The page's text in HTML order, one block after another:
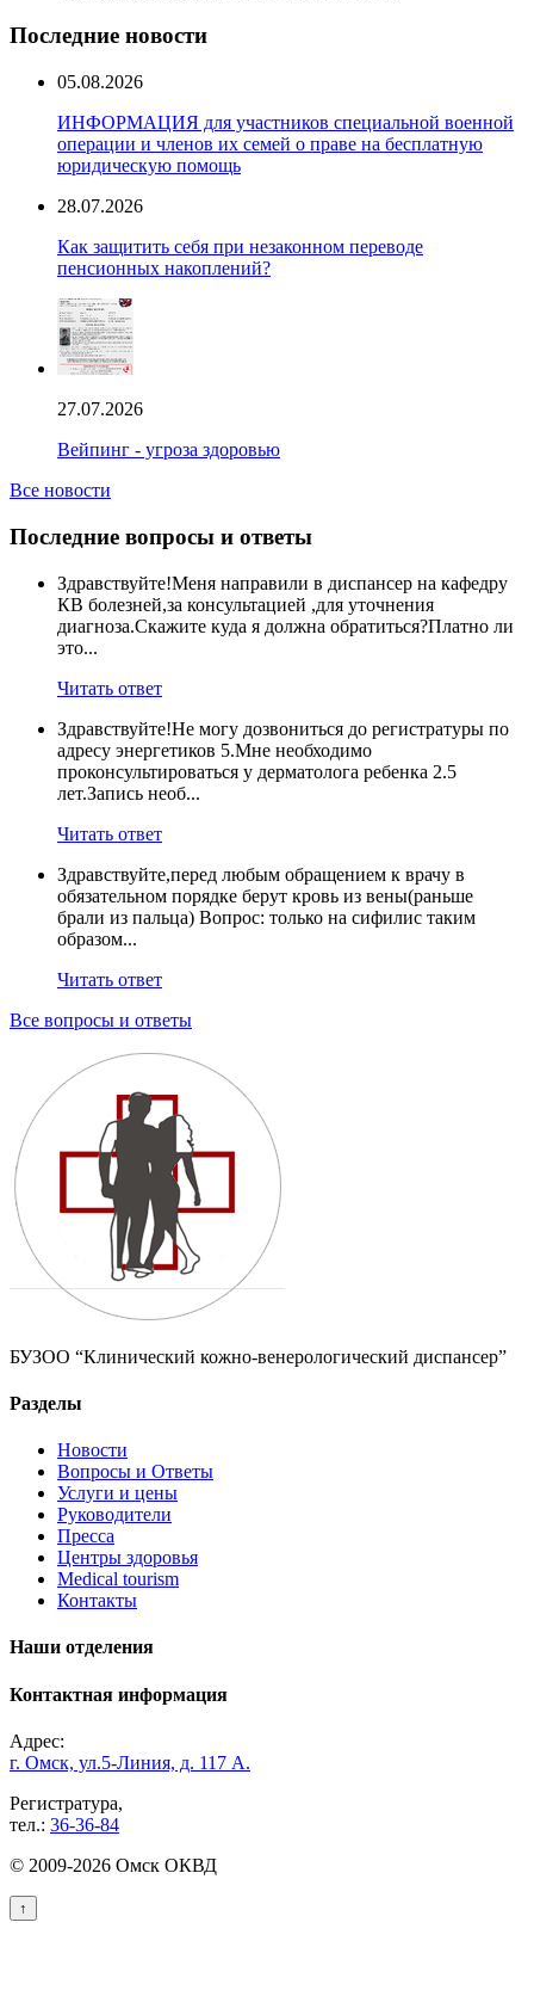
Последние новости
05.08.2026
ИНФОРМАЦИЯ для участников специальной военной
операции и членов их семей о праве на бесплатную
юридическую помощь
28.07.2026
Как защитить себя при незаконном переводе
пенсионных накоплений?
27.07.2026
Вейпинг - угроза здоровью
Все новости
Последние вопросы и ответы
Здравствуйте!Меня направили в диспансер на кафедру
КВ болезней,за консультацией ,для уточнения
диагноза.Скажите куда я должна обратиться?Платно ли
это...
Читать ответ
Здравствуйте!Не могу дозвониться до регистратуры по
адресу энергетиков 5.Мне необходимо
проконсультироваться у дерматолога ребенка 2.5
лет.Запись необ...
Читать ответ
Здравствуйте,перед любым обращением к врачу в
обязательном порядке берут кровь из вены(раньше
брали из пальца) Вопрос: только на сифилис таким
образом...
Читать ответ
Все вопросы и ответы
БУЗОО “Клинический кожно-венерологический диспансер”
Разделы
Новости
Вопросы и Ответы
Услуги и цены
Руководители
Пресса
Центры здоровья
Medical tourism
Контакты
Наши отделения
Контактная информация
Адрес:
г. Омск, ул.5-Линия, д. 117 А.
Регистратура,
тел.: 36-36-84
© 2009-2026 Омск ОКВД
↑